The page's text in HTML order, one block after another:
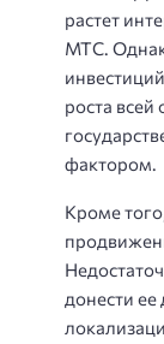
растет
МТС.
роста
фактором.
Кроме
донести ее